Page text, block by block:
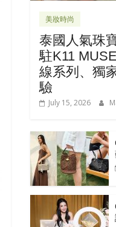
美妝時尚
泰國人氣珠
駐K11
線系列、獨
驗
July 15, 2026